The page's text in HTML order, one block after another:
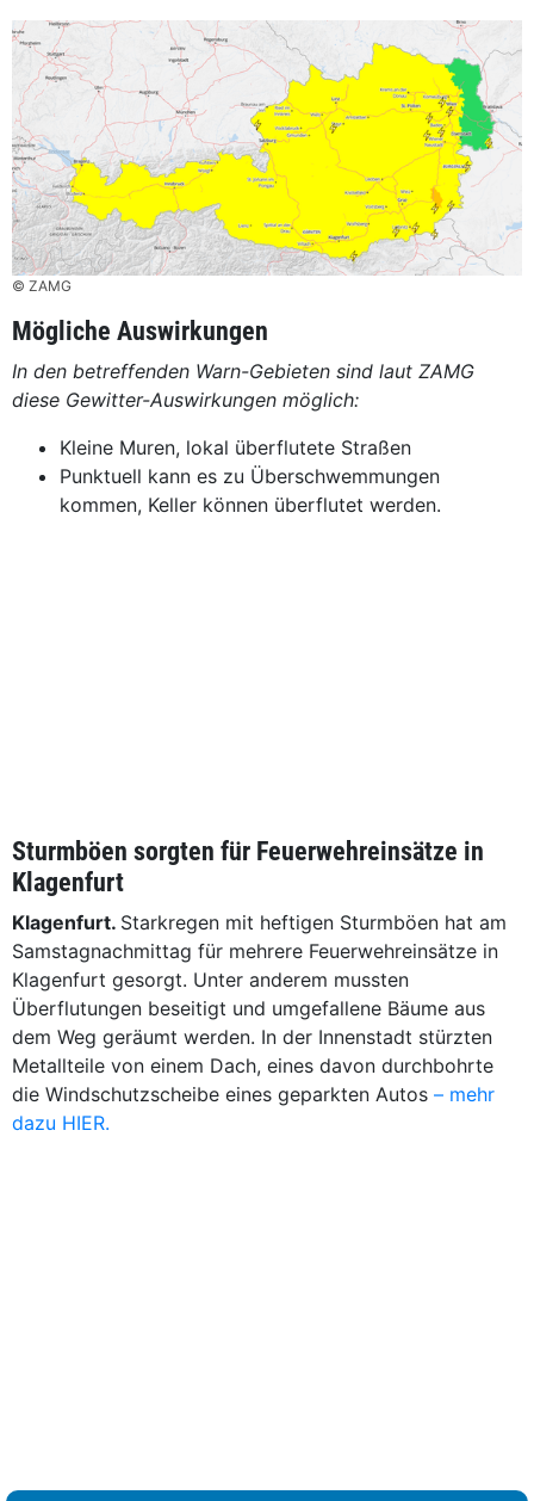
© ZAMG
Mögliche Auswirkungen
In den betreffenden Warn-Gebieten sind laut ZAMG
diese Gewitter-Auswirkungen möglich:
Kleine Muren, lokal überflutete Straßen
Punktuell kann es zu Überschwemmungen
kommen, Keller können überflutet werden.
Sturmböen sorgten für Feuerwehreinsätze in
Klagenfurt
Klagenfurt. Starkregen mit heftigen Sturmböen hat am
Samstagnachmittag für mehrere Feuerwehreinsätze in
Klagenfurt gesorgt. Unter anderem mussten
Überflutungen beseitigt und umgefallene Bäume aus
dem Weg geräumt werden. In der Innenstadt stürzten
Metallteile von einem Dach, eines davon durchbohrte
die Windschutzscheibe eines geparkten Autos – mehr
dazu HIER.